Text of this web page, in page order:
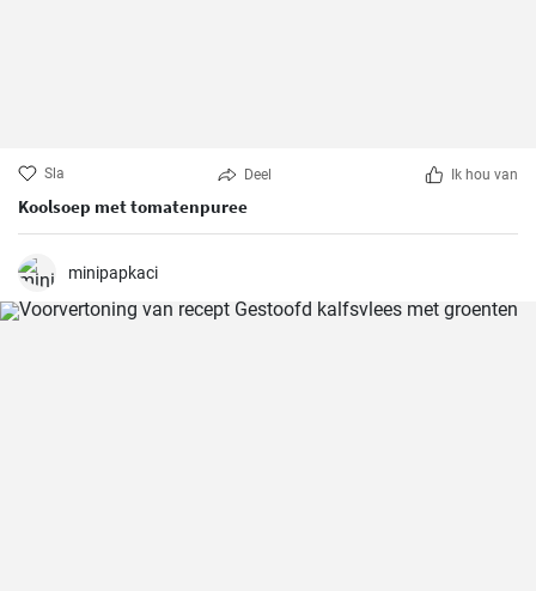
Sla Deel Ik hou van
Koolsoep met tomatenpuree
minipapkaci